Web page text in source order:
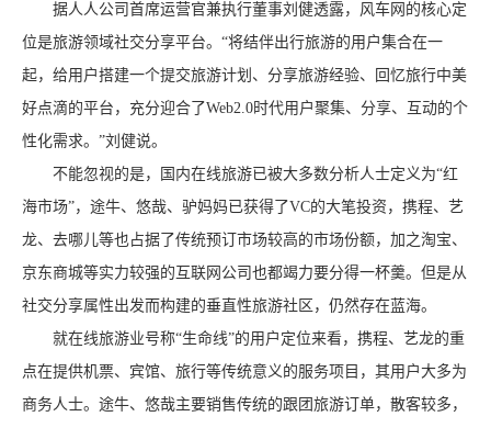
据人人公司首席运营官兼执行董事刘健透露，风车网的核心定
位是旅游领域社交分享平台。“将结伴出行旅游的用户集合在一
起，给用户搭建一个提交旅游计划、分享旅游经验、回忆旅行中美
好点滴的平台，充分迎合了Web2.0时代用户聚集、分享、互动的个
性化需求。”刘健说。
不能忽视的是，国内在线旅游已被大多数分析人士定义为“红
海市场”，途牛、悠哉、驴妈妈已获得了VC的大笔投资，携程、艺
龙、去哪儿等也占据了传统预订市场较高的市场份额，加之淘宝、
京东商城等实力较强的互联网公司也都竭力要分得一杯羹。但是从
社交分享属性出发而构建的垂直性旅游社区，仍然存在蓝海。
就在线旅游业号称“生命线”的用户定位来看，携程、艺龙的重
点在提供机票、宾馆、旅行等传统意义的服务项目，其用户大多为
商务人士。途牛、悠哉主要销售传统的跟团旅游订单，散客较多，